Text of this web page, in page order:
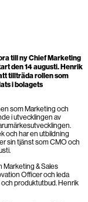
till ny Chief Marketing
den 14 augusti. Henrik
tillträda rollen som
i bolagets
som Marketing och
i utvecklingen av
och har en utbildning
sin tjänst som CMO och
Marketing & Sales
Officer och leda
produktutbud. Henrik